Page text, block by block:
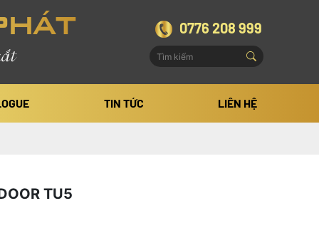
0776 208 999
TIN TỨC LIÊN HỆ
TU5